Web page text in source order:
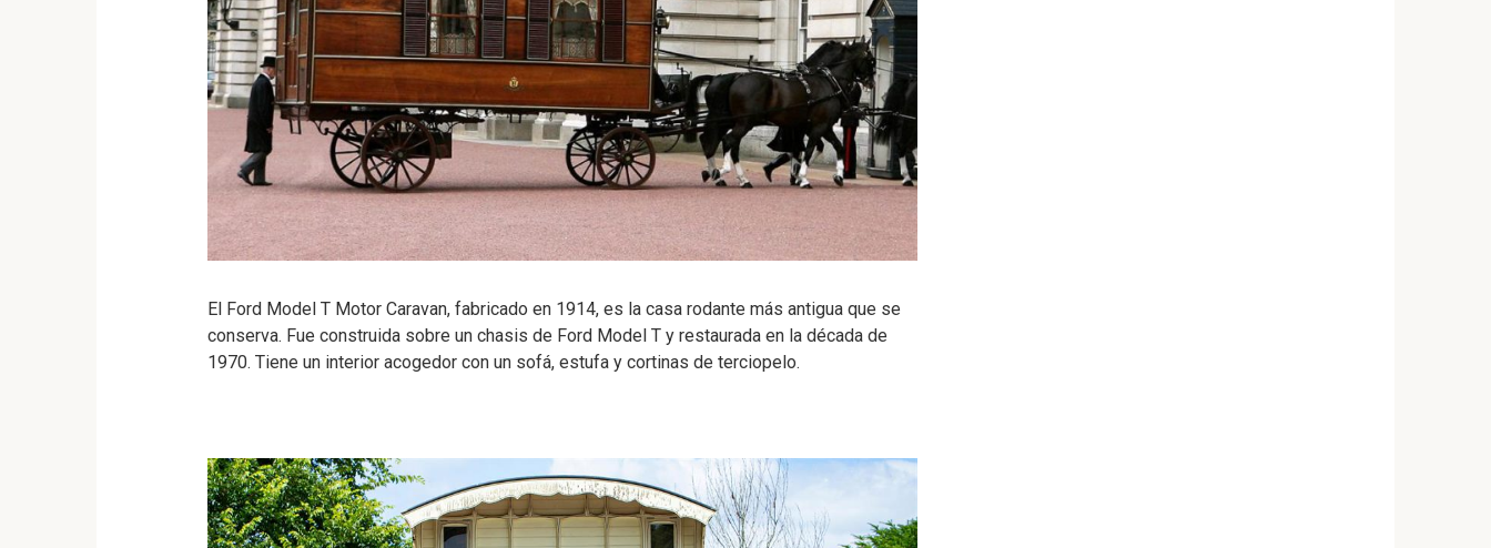
El Ford Model T Motor Caravan, fabricado en 1914, es la casa rodante más antigua que se
conserva. Fue construida sobre un chasis de Ford Model T y restaurada en la década de
1970. Tiene un interior acogedor con un sofá, estufa y cortinas de terciopelo.